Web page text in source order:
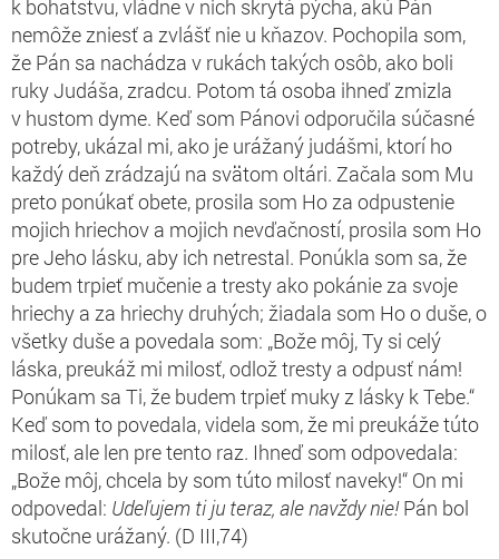
k bohatstvu, vládne v nich skrytá pýcha, akú Pán
nemôže zniesť a zvlášť nie u kňazov. Pochopila som,
že Pán sa nachádza v rukách takých osôb, ako boli
ruky Judáša, zradcu. Potom tá osoba ihneď zmizla
v hustom dyme. Keď som Pánovi odporučila súčasné
potreby, ukázal mi, ako je urážaný judášmi, ktorí ho
každý deň zrádzajú na svätom oltári. Začala som Mu
preto ponúkať obete, prosila som Ho za odpustenie
mojich hriechov a mojich nevďačností, prosila som Ho
pre Jeho lásku, aby ich netrestal. Ponúkla som sa, že
budem trpieť mučenie a tresty ako pokánie za svoje
hriechy a za hriechy druhých; žiadala som Ho o duše, o
všetky duše a povedala som: „Bože môj, Ty si celý
láska, preukáž mi milosť, odlož tresty a odpusť nám!
Ponúkam sa Ti, že budem trpieť muky z lásky k Tebe.“
Keď som to povedala, videla som, že mi preukáže túto
milosť, ale len pre tento raz. Ihneď som odpovedala:
„Bože môj, chcela by som túto milosť naveky!“ On mi
odpovedal: Udeľujem ti ju teraz, ale navždy nie!Pán bol
skutočne urážaný. (D III,74)